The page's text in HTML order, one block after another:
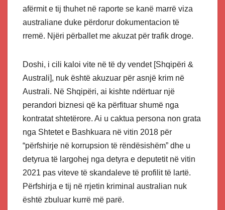
afërmit e tij thuhet në raporte se kanë marrë viza
australiane duke përdorur dokumentacion të
rremë. Njëri përballet me akuzat për trafik droge.
Doshi, i cili kaloi vite në të dy vendet [Shqipëri &
Australi], nuk është akuzuar për asnjë krim në
Australi. Në Shqipëri, ai kishte ndërtuar një
perandori biznesi që ka përfituar shumë nga
kontratat shtetërore. Ai u caktua persona non grata
nga Shtetet e Bashkuara në vitin 2018 për
“përfshirje në korrupsion të rëndësishëm” dhe u
detyrua të largohej nga detyra e deputetit në vitin
2021 pas viteve të skandaleve të profilit të lartë.
Përfshirja e tij në rrjetin kriminal australian nuk
është zbuluar kurrë më parë.